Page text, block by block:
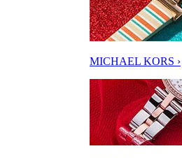
MICHAEL KORS ›